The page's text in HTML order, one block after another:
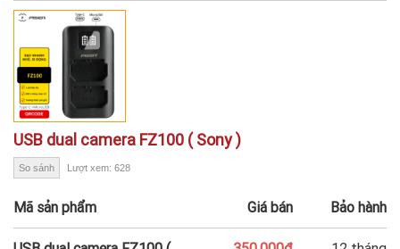
USB dual camera FZ100 ( Sony )
So sánh Lượt xem: 628
Mã sản phẩm Giá bán Bảo hành